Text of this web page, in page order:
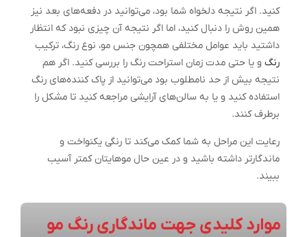
کنید. اگر نتیجه دلخواه شما بود، می‌توانید در دفعه‌های بعد نیز
همین روش را دنبال کنید، اما اگر نتیجه آن چیزی نبود که انتظار
داشتید باید عوامل مختلفی همچون جنس مو، نوع رنگ، ترکیب
رنگ و یا حتی مدت زمان استراحت رنگ را بررسی کنید. اگر هم
نتیجه بیش از حد نامطلوب بود می‌توانید از پاک کننده‌های رنگ
استفاده کنید و یا به سالن‌های آرایشی مراجعه کنید تا مشکل را
برطرف کنند.
رعایت این مراحل به شما کمک می‌کند تا رنگی یکنواخت و
ماندگارتر داشته باشید و در عین حال موهایتان کمتر آسیب
ببیند.
موارد کلیدی جهت ماندگاری رنگ مو